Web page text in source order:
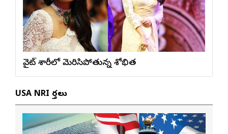
వైట్ శారీలో మెరిసిపోతున్న శోభిత
USA NRI వార్తలు